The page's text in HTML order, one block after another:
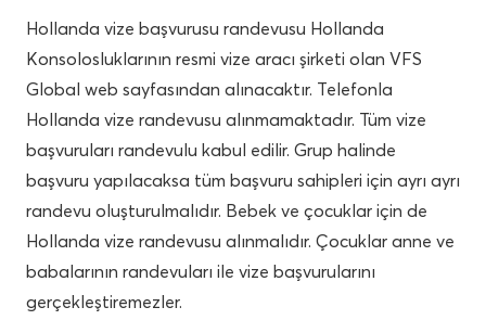
Hollanda vize başvurusu randevusu Hollanda
Konsolosluklarının resmi vize aracı şirketi olan VFS
Global web sayfasından alınacaktır. Telefonla
Hollanda vize randevusu alınmamaktadır. Tüm vize
başvuruları randevulu kabul edilir. Grup halinde
başvuru yapılacaksa tüm başvuru sahipleri için ayrı ayrı
randevu oluşturulmalıdır. Bebek ve çocuklar için de
Hollanda vize randevusu alınmalıdır. Çocuklar anne ve
babalarının randevuları ile vize başvurularını
gerçekleştiremezler.